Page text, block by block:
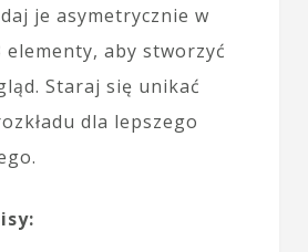
je asymetrycznie w
aby stworzyć
Staraj się unikać
dla lepszego